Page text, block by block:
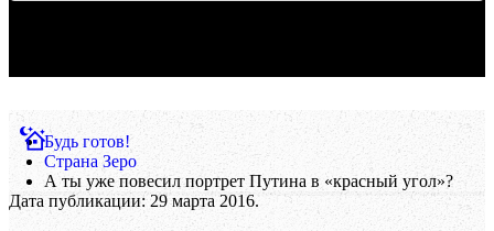
Будь готов!
Страна Зеро
А ты уже повесил портрет Путина в «красный угол»?
Дата публикации: 29 марта 2016.